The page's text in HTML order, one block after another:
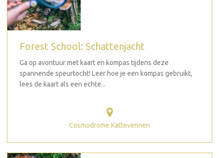
Forest School: Schattenjacht
Ga op avontuur met kaart en kompas tijdens deze
spannende speurtocht! Leer hoe je een kompas gebruikt,
lees de kaart als een echte...
Cosmodrome Kattevennen